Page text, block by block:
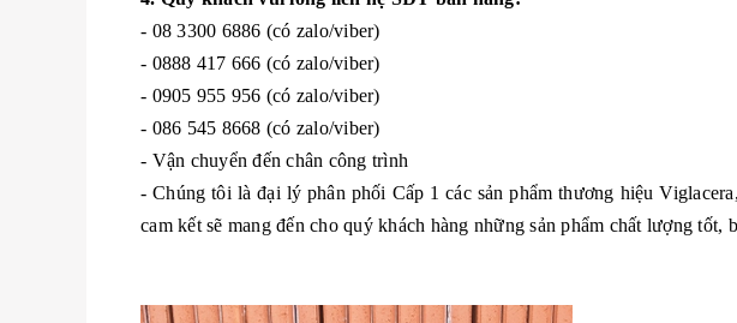
- 08 3300 6886 (có zalo/viber)
- 0888 417 666 (có zalo/viber)
- 0905 955 956 (có zalo/viber)
- 086 545 8668 (có zalo/viber)
- Vận chuyển đến chân công trình
- Chúng tôi là đại lý phân phối Cấp 1 các sản phẩm thương hiệu
cam kết sẽ mang đến cho quý khách hàng những sản phẩm chất lượng